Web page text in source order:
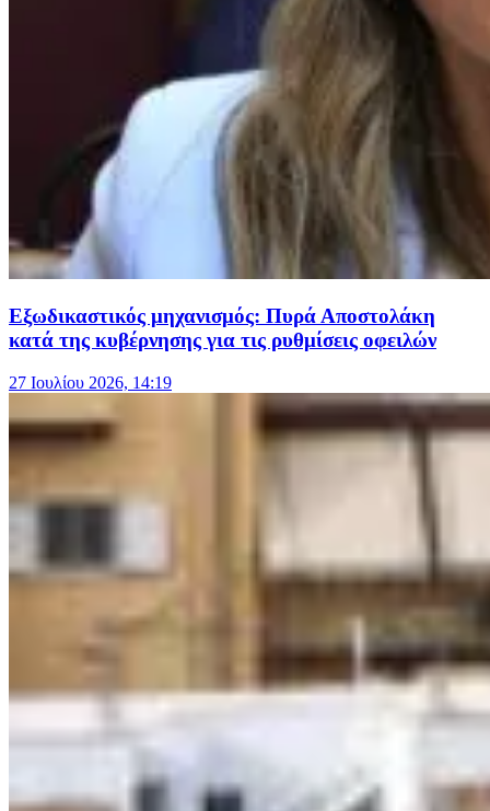
Εξωδικαστικός μηχανισμός: Πυρά Αποστολάκη
κατά της κυβέρνησης για τις ρυθμίσεις οφειλών
27 Ιουλίου 2026, 14:19